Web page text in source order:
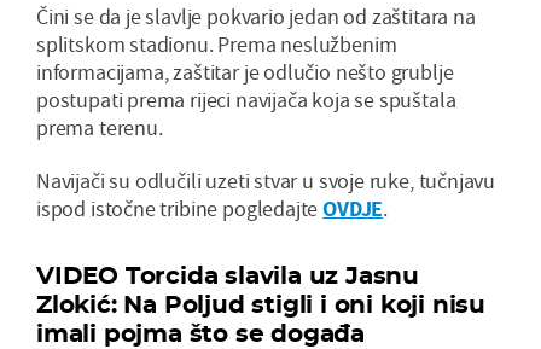
Čini se da je slavlje pokvario jedan od zaštitara na
splitskom stadionu. Prema neslužbenim
informacijama, zaštitar je odlučio nešto grublje
postupati prema rijeci navijača koja se spuštala
prema terenu.
Navijači su odlučili uzeti stvar u svoje ruke, tučnjavu
ispod istočne tribine pogledajteOVDJE.
VIDEO Torcida slavila uz Jasnu
Zlokić: Na Poljud stigli i oni koji nisu
imali pojma što se događa